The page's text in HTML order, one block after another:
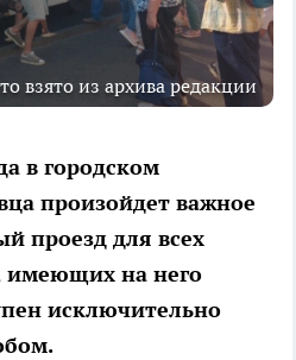
взято из архива редакции
в городском
произойдет важное
проезд для всех
имеющих на него
исключительно